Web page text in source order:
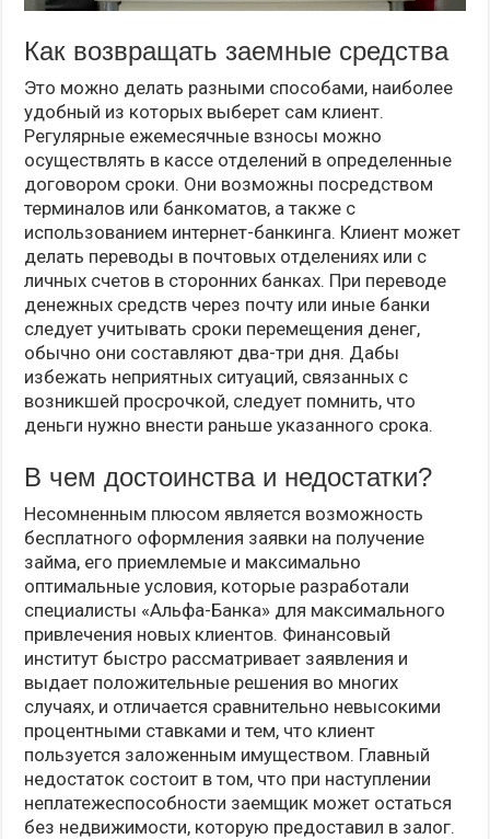
Как возвращать заемные средства
Это можно делать разными способами, наиболее
удобный из которых выберет сам клиент.
Регулярные ежемесячные взносы можно
осуществлять в кассе отделений в определенные
договором сроки. Они возможны посредством
терминалов или банкоматов, а также с
использованием интернет-банкинга. Клиент может
делать переводы в почтовых отделениях или с
личных счетов в сторонних банках. При переводе
денежных средств через почту или иные банки
следует учитывать сроки перемещения денег,
обычно они составляют два-три дня. Дабы
избежать неприятных ситуаций, связанных с
возникшей просрочкой, следует помнить, что
деньги нужно внести раньше указанного срока.
В чем достоинства и недостатки?
Несомненным плюсом является возможность
бесплатного оформления заявки на получение
займа, его приемлемые и максимально
оптимальные условия, которые разработали
специалисты «Альфа-Банка» для максимального
привлечения новых клиентов. Финансовый
институт быстро рассматривает заявления и
выдает положительные решения во многих
случаях, и отличается сравнительно невысокими
процентными ставками и тем, что клиент
пользуется заложенным имуществом. Главный
недостаток состоит в том, что при наступлении
неплатежеспособности заемщик может остаться
без недвижимости, которую предоставил в залог.